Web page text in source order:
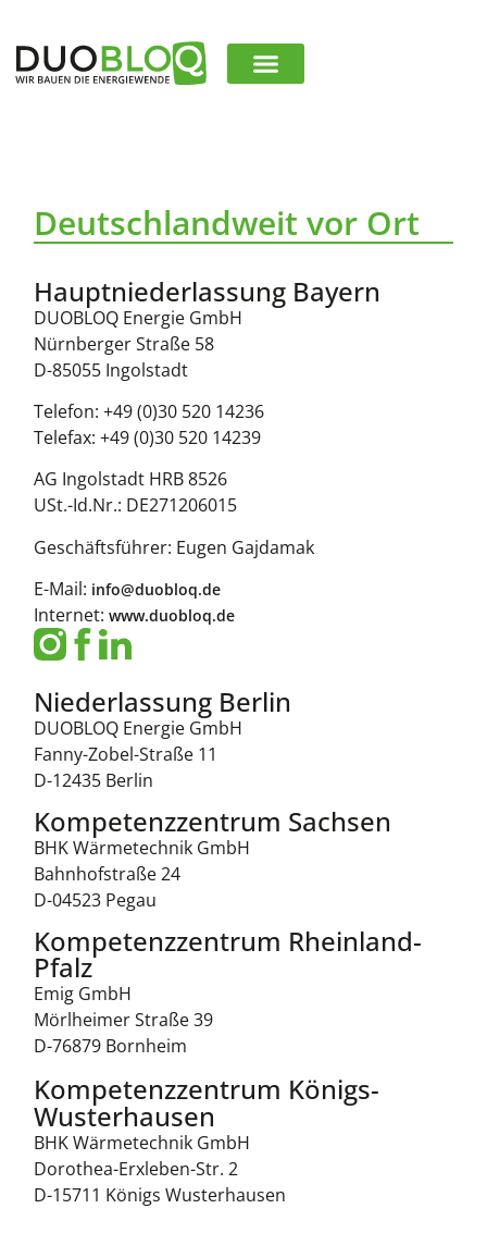
Deutschlandweit vor Ort
Hauptniederlassung Bayern
DUOBLOQ Energie GmbH​
Nürnberger Straße 58
D-85055 Ingolstadt
Telefon: +49 (0)30 520 14236
Telefax: +49 (0)30 520 14239
AG Ingolstadt HRB 8526
USt.-Id.Nr.: DE271206015
Geschäftsführer: Eugen Gajdamak
E-Mail: info@duobloq.de
Internet:www.duobloq.de
Niederlassung Berlin
DUOBLOQ Energie GmbH​
Fanny-Zobel-Straße 11
D-12435 Berlin
Kompetenzzentrum Sachsen
BHK Wärmetechnik GmbH
​Bahnhofstraße 24
D-04523 Pegau
Kompetenzzentrum Rheinland-
Pfalz
Emig GmbH​
Mörlheimer Straße 39
D-76879 Bornheim
Kompetenzzentrum Königs-
Wusterhausen
BHK Wärmetechnik GmbH
Dorothea-Erxleben-Str. 2
D-15711 Königs Wusterhausen